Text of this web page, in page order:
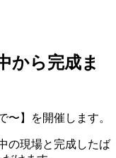
から完成ま
〜】を開催します。
の現場と完成したば